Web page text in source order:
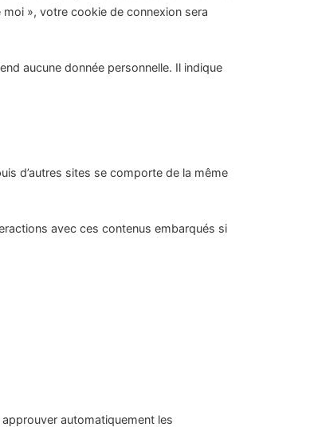
moi », votre cookie de connexion sera
aucune donnée personnelle. Il indique
d’autres sites se comporte de la même
avec ces contenus embarqués si
automatiquement les